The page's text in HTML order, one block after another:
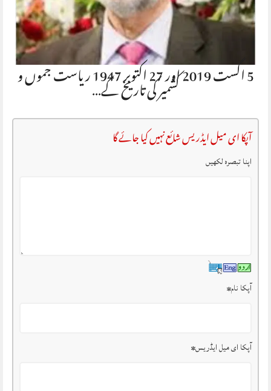
5 اگست 2019 اور 27 اکتوبر 1947 ریاست جموں وکشمیر کی تاریخ کے…
آپکا ای میل ایڈریس شائع نہیں کیا جائے گا
اپنا تبصرہ لکھیں
آپکا نام*
آپکا ای میل ایڈریس*